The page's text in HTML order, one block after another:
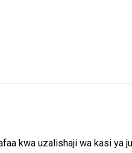
kwa uzalishaji wa kasi ya